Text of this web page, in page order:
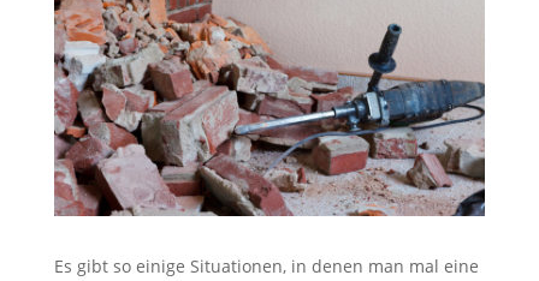
Es gibt so einige Situationen, in denen man mal eine